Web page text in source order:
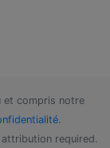
et compris notre
.
required.